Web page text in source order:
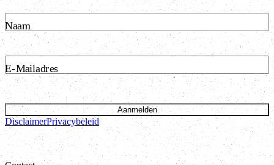
Naam
E-Mailadres
Aanmelden
DisclaimerPrivacybeleid